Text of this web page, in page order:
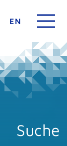
EN
Suche